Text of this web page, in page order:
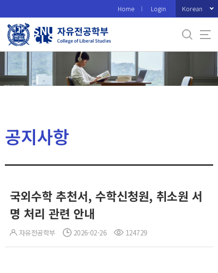
로
메
Home Login Korean
공지사항
국외수학 추천서, 수학신청원, 취소원 서
명 처리 관련 안내
자유전공학부 2026-02-26 124729